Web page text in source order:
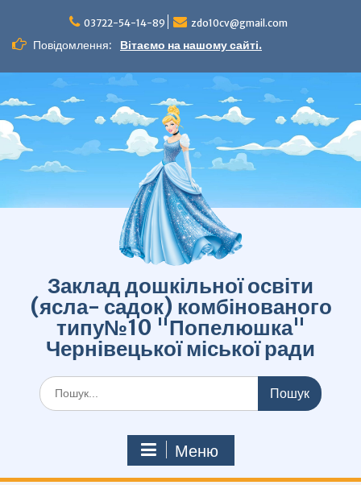
вмісту
03722-54-14-89 zdo10cv@gmail.com
Повідомлення: Вітаємо на нашому сайті.
Заклад дошкільної освіти
(ясла- садок) комбінованого
типу№10 "Попелюшка"
Чернівецької міської ради
Шукати:
Меню